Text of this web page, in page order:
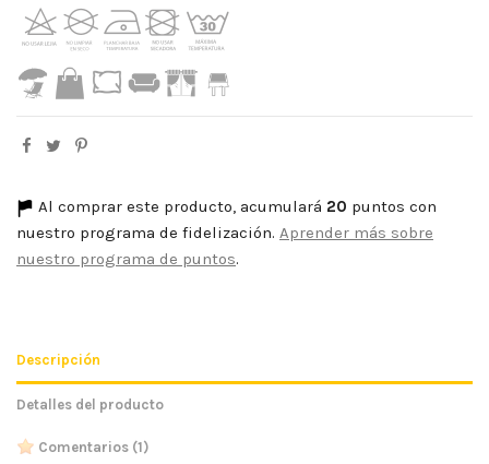
Al comprar este producto, acumulará 20 puntos con
nuestro programa de fidelización. Aprender más sobre
nuestro programa de puntos.
Descripción
Detalles del producto
Comentarios (1)